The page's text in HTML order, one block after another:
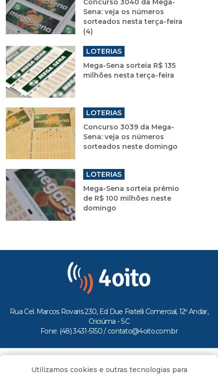
Concurso 3040 da Mega-
Sena: veja os números
sorteados nesta terça-feira
(4)
LOTERIAS
Mega-Sena sorteia R$ 135
milhões nesta terça-feira
LOTERIAS
Concurso 3039 da Mega-
Sena: veja os números
sorteados neste domingo
LOTERIAS
Mega-Sena sorteia prêmio
de R$ 100 milhões neste
domingo
Rua Cel. Marcos Rovaris 230, Ed Due Fratelli Comercial, 12º Andar,
Criciúma - SC
Fone: (48) 3431-5150 / contato@4oito.com.br
Todos os direitos reservados ao Portal 4oito
Utilizamos cookies e outras tecnologias para